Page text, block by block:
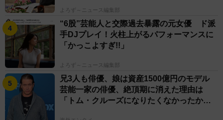
よろず～ニュース編集部
“6股”芸能人と交際過去暴露の元女優 ド派
手DJプレイ！火柱上がるパフォーマンスに
「かっこよすぎ!!」
よろず～ニュース編集部
兄3人も俳優、娘は資産1500億円のモデル
芸能一家の俳優、絶頂期に消えた理由は
「トム・クルーズになりたくなかったか